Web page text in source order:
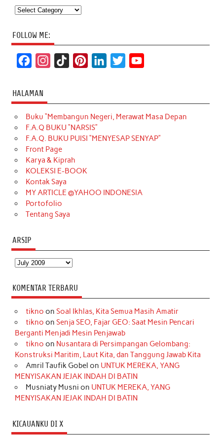
Categories
FOLLOW ME:
c
e
b
o
o
k
t
a
g
r
a
m
T
o
k
t
e
r
k
e
d
t
t
e
T
u
b
HALAMAN
Buku “Membangun Negeri, Merawat Masa Depan
F.A.Q BUKU “NARSIS”
F.A.Q. BUKU PUISI “MENYESAP SENYAP”
Front Page
Karya & Kiprah
KOLEKSI E-BOOK
Kontak Saya
MY ARTICLE @YAHOO INDONESIA
Portofolio
Tentang Saya
ARSIP
Arsip
KOMENTAR TERBARU
tikno on Soal Ikhlas, Kita Semua Masih Amatir
tikno on Senja SEO, Fajar GEO: Saat Mesin Pencari
Berganti Menjadi Mesin Penjawab
tikno on Nusantara di Persimpangan Gelombang:
Konstruksi Maritim, Laut Kita, dan Tanggung Jawab Kita
Amril Taufik Gobel on UNTUK MEREKA, YANG
MENYISAKAN JEJAK INDAH DI BATIN
Musniaty Musni on UNTUK MEREKA, YANG
MENYISAKAN JEJAK INDAH DI BATIN
KICAUANKU DI X